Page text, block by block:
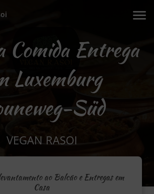
Comida Entrega
Luxemburg
Süd
VEGAN RASOI
ao Balcão e Entregas em
Casa